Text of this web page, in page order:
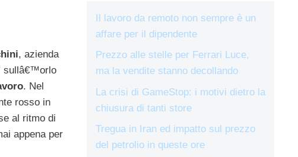
, azienda
sullâ€™orlo
. Nel
rosso in
al ritmo di
appena per
Il lavoro da remoto non sempre è un
affare per il dipendente
Prezzo alle stelle per Ferrari Luce,
ma la vendite stanno decollando
La crisi di GameStop: i motivi dietro la
chiusura di tanti store
Tregua in Iran ed impatto sul prezzo
del petrolio in queste ore